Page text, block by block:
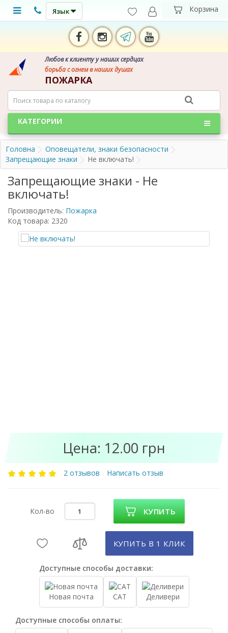
Язык
Любов к клиенту у наших сердцах
борьба с огнем в наших душах
ПОЖАРКА
КАТЕГОРИИ
Головна
Оповещатели, знаки безопасности
Запрещающие знаки
Не включать!
Запрещающие знаки - Не
включать!
Производитель: Пожарка
Код товара: 2320
Цена: 12.00 грн
2 отзывов Написать отзыв
Кол-во КУПИТЬ
КУПИТЬ В 1 КЛИК
Доступные способы доставки:
Новая почта САТ Деливери
Доступные способы оплаты: